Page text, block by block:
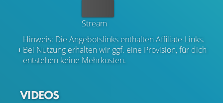
Stream
Hinweis: Die Angebotslinks enthalten Affiliate-Links.
Bei Nutzung erhalten wir ggf. eine Provision, für dich
entstehen keine Mehrkosten.
VIDEOS